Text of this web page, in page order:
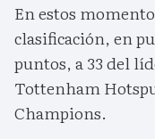
En estos
clasificación, en
puntos, a 33 del
Tottenham
Champions.